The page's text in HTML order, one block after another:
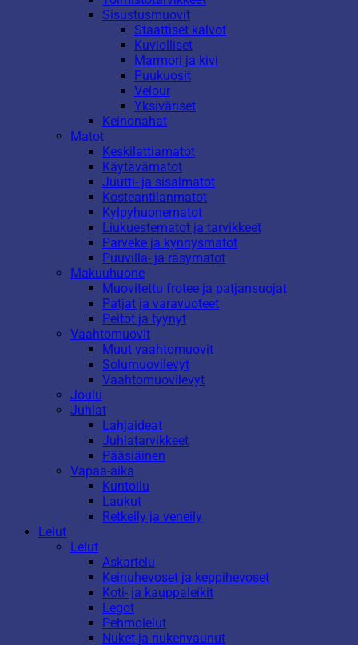
Sisustusmuovit
Staattiset kalvot
Kuviolliset
Marmori ja kivi
Puukuosit
Velour
Yksiväriset
Keinonahat
Matot
Keskilattiamatot
Käytävämatot
Juutti- ja sisalmatot
Kosteantilanmatot
Kylpyhuonematot
Liukuestematot ja tarvikkeet
Parveke ja kynnysmatot
Puuvilla- ja räsymatot
Makuuhuone
Muovitettu frotee ja patjansuojat
Patjat ja varavuoteet
Peitot ja tyynyt
Vaahtomuovit
Muut vaahtomuovit
Solumuovilevyt
Vaahtomuovilevyt
Joulu
Juhlat
Lahjaideat
Juhlatarvikkeet
Pääsiäinen
Vapaa-aika
Kuntoilu
Laukut
Retkeily ja veneily
Lelut
Lelut
Askartelu
Keinuhevoset ja keppihevoset
Koti- ja kauppaleikit
Legot
Pehmolelut
Nuket ja nukenvaunut